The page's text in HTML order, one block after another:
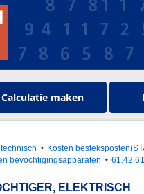
Calculatie maken
Kosten
bevochtigingsapparaten
ELEKTRISCH